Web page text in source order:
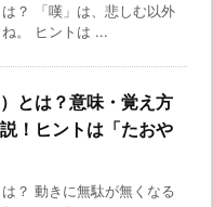
？ 「嘆」は、悲しむ以外
。 ヒントは ...
とは？意味・覚え方
！ヒントは「たおや
？ 動きに無駄が無くなる